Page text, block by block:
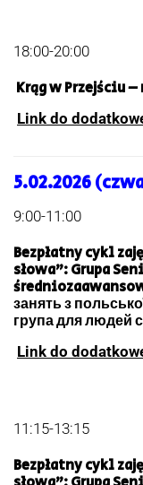
18:00-20:00
Krąg w Przejściu
Link do
5.02.2026
9:00-11:00
Bezpłatny cykl
słowa”: Grupa
занять з
група для людей
Link do
11:15-13:15
Bezpłatny cykl